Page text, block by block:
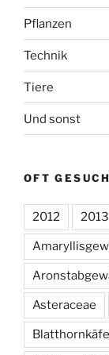
Pflanzen
Technik
Tiere
Und sonst
OFT
2012 2013
Asteraceae